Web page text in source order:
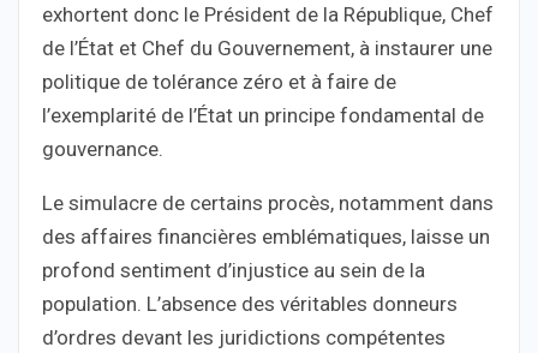
exhortent donc le Président de la République, Chef
de l’État et Chef du Gouvernement, à instaurer une
politique de tolérance zéro et à faire de
l’exemplarité de l’État un principe fondamental de
gouvernance.
Le simulacre de certains procès, notamment dans
des affaires financières emblématiques, laisse un
profond sentiment d’injustice au sein de la
population. L’absence des véritables donneurs
d’ordres devant les juridictions compétentes